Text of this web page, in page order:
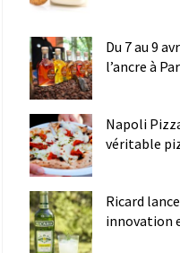
Du 7 au 9
l’ancre à
Napoli
véritable
Ricard
innovation